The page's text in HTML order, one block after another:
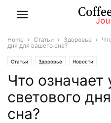
Home Статьи Здоровье
дня для вашего сна?
Статьи Здоровье Новости
Что означает
светового
сна?